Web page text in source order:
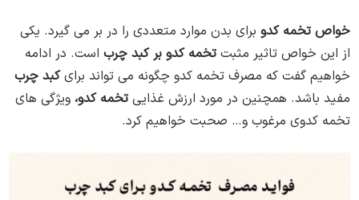
خواص تخمه کدو برای بدن موارد متعددی را در بر می‌ گیرد. یکی
از این خواص تاثیر مثبتتخمه کدو بر کبد چرب است. در ادامه
خواهیم گفت که مصرف تخمه کدو چگونه می تواند برایکبد چرب
مفید باشد. همچنین در مورد ارزش غذاییتخمه کدو، ویژگی های
تخمه کدوی مرغوب و… صحبت خواهیم کرد.